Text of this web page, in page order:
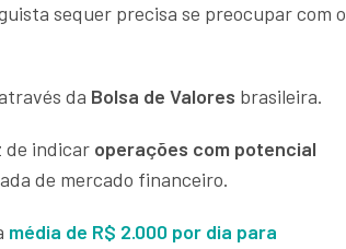
sequer precisa se preocupar com o
da Bolsa de Valores brasileira.
de indicar operações com potencial
de mercado financeiro.
média de R$ 2.000 por dia para